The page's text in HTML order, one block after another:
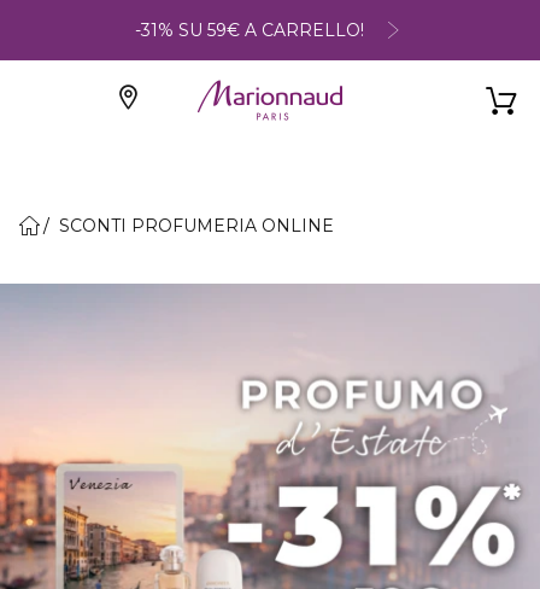
-31% SU 59€ A CARRELLO!
SCONTI PROFUMERIA ONLINE